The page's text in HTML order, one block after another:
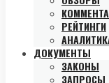
РЕЙТИНГИ
ДОКУМЕНТЫ
ЗАКОНЫ
ЗАПРОСЫ